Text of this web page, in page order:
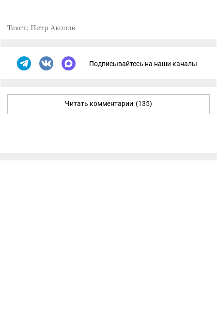
Текст: Петр Акопов
Подписывайтесь на наши каналы
Читать комментарии (135)